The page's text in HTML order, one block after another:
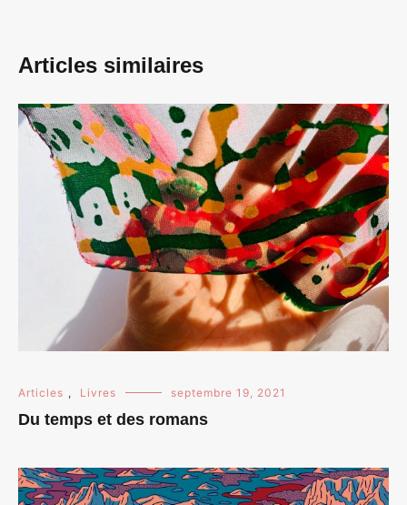
Articles similaires
Articles , Livres septembre 19, 2021
Du temps et des romans